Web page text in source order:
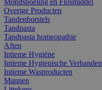
Overige Producten
Tandenborstels
Tandpasta
Tandpasta homeopathie
Aften
Intieme Hygiëne
Intieme Hygienische Verbanden
Intieme Wasproducten
Mannen